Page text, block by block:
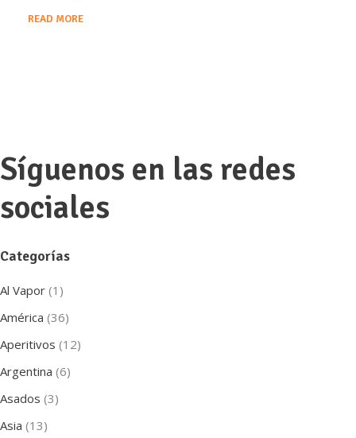
READ MORE
Síguenos en las redes
sociales
Categorías
Al Vapor (1)
América (36)
Aperitivos (12)
Argentina (6)
Asados (3)
Asia (13)